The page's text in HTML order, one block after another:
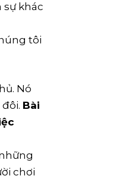
sự khác
tôi
Nó
Bài
chơi